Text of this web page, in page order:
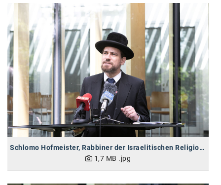
Schlomo Hofmeister, Rabbiner der Israelitischen Religionsgemeinschaft
1,7 MB .jpg